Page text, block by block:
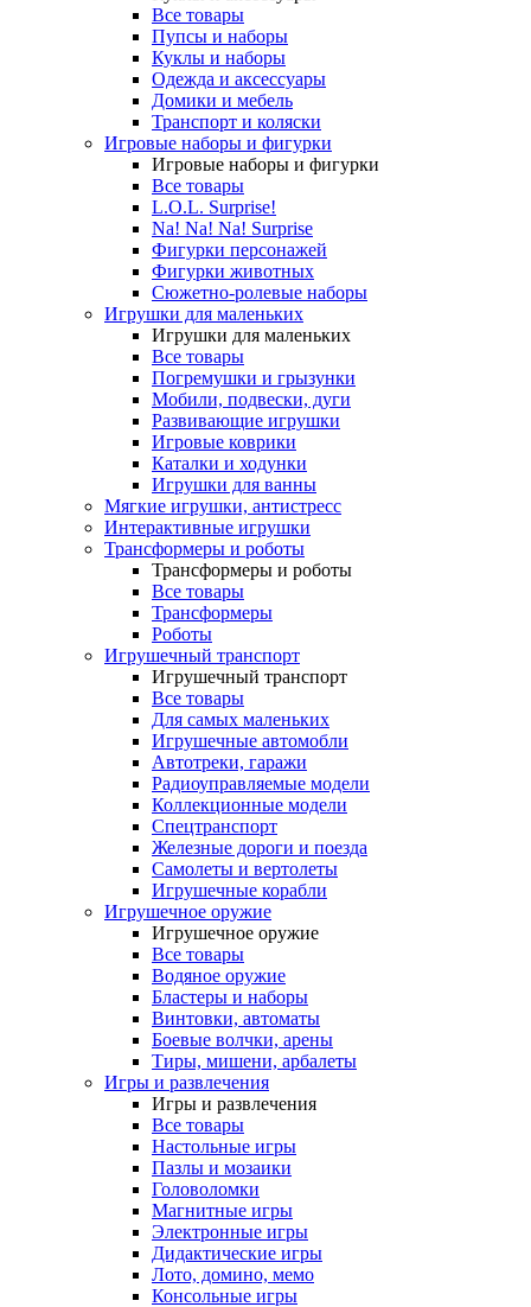
Все товары
Пупсы и наборы
Куклы и наборы
Одежда и аксессуары
Домики и мебель
Транспорт и коляски
Игровые наборы и фигурки
Игровые наборы и фигурки
Все товары
L.O.L. Surprise!
Na! Na! Na! Surprise
Фигурки персонажей
Фигурки животных
Сюжетно-ролевые наборы
Игрушки для маленьких
Игрушки для маленьких
Все товары
Погремушки и грызунки
Мобили, подвески, дуги
Развивающие игрушки
Игровые коврики
Каталки и ходунки
Игрушки для ванны
Мягкие игрушки, антистресс
Интерактивные игрушки
Трансформеры и роботы
Трансформеры и роботы
Все товары
Трансформеры
Роботы
Игрушечный транспорт
Игрушечный транспорт
Все товары
Для самых маленьких
Игрушечные автомобли
Автотреки, гаражи
Радиоуправляемые модели
Коллекционные модели
Спецтранспорт
Железные дороги и поезда
Самолеты и вертолеты
Игрушечные корабли
Игрушечное оружие
Игрушечное оружие
Все товары
Водяное оружие
Бластеры и наборы
Винтовки, автоматы
Боевые волчки, арены
Тиры, мишени, арбалеты
Игры и развлечения
Игры и развлечения
Все товары
Настольные игры
Пазлы и мозаики
Головоломки
Магнитные игры
Электронные игры
Дидактические игры
Лото, домино, мемо
Консольные игры